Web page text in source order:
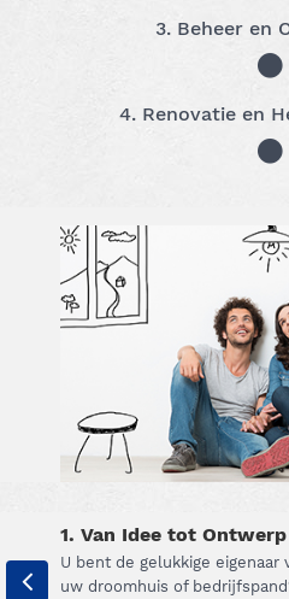
3. Beheer en
4. Renovatie en
1. Van Idee tot Ontwerp
U bent de gelukkige
uw droomhuis of